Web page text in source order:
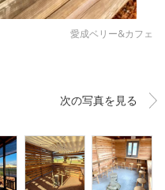
愛成ベリー&カフェ
次の写真を見る